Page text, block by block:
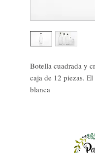
Botella cuadrada y
caja de 12 piezas.
blanca